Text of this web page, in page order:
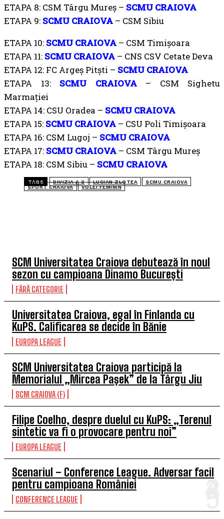
SCM Universitatea Craiova debutează în noul
sezon cu campioana Dinamo București
FĂRĂ CATEGORIE
Universitatea Craiova, egal în Finlanda cu
KuPS. Calificarea se decide în Bănie
EUROPA LEAGUE
SCM Universitatea Craiova participă la
Memorialul „Mircea Pașek” de la Târgu Jiu
SCM CRAIOVA (F)
Filipe Coelho, despre duelul cu KuPS: „Terenul
sintetic va fi o provocare pentru noi”
EUROPA LEAGUE
Scenariul – Conference League. Adversar facil
pentru campioana României
CONFERENCE LEAGUE
ETAPA 8: CSM Târgu Mureș – SCMU CRAIOVA
ETAPA 9: SCMU CRAIOVA – CSM Sibiu
ETAPA 10: SCMU CRAIOVA – CSM Timișoara
ETAPA 11: SCMU CRAIOVA – CNS CSV Cetate Deva
ETAPA 12: FC Argeș Pitști – SCMU CRAIOVA
ETAPA 13: SCMU CRAIOVA – CSM Sighetu
Marmației
ETAPA 14: CSU Oradea – SCMU CRAIOVA
ETAPA 15: SCMU CRAIOVA – CSU Poli Timișoara
ETAPA 16: CSM Lugoj – SCMU CRAIOVA
ETAPA 17: SCMU CRAIOVA – CSM Târgu Mureș
ETAPA 18: CSM Sibiu – SCMU CRAIOVA
TAGS DIVIZIA A 2 LUCIAN ZLOTEA
SCMU CRAIOVA
SPORT CRAIOVA
VOLEI FEMININ